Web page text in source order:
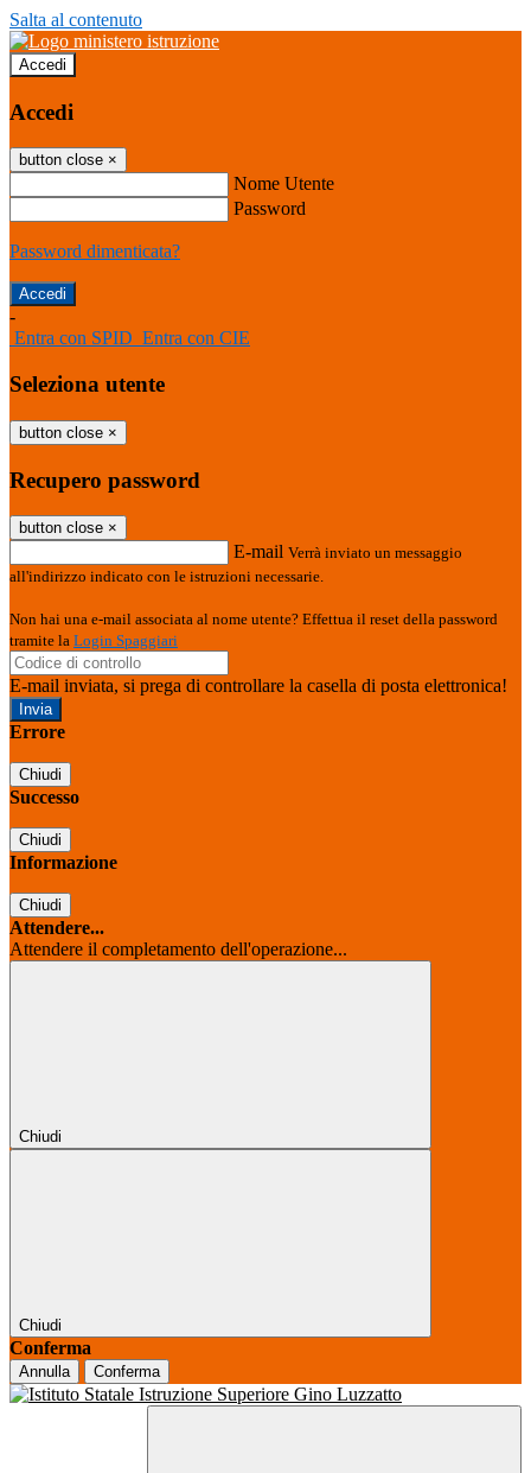
Salta al contenuto
Accedi
Accedi
button close ×
Nome Utente
Password
Password dimenticata?
-
Entra con SPID Entra con CIE
Seleziona utente
button close ×
Recupero password
button close ×
E-mail Verrà inviato un messaggio
all'indirizzo indicato con le istruzioni necessarie.
Non hai una e-mail associata al nome utente? Effettua il reset della password
tramite la Login Spaggiari
E-mail inviata, si prega di controllare la casella di posta elettronica!
Errore
Chiudi
Successo
Chiudi
Informazione
Chiudi
Attendere...
Attendere il completamento dell'operazione...
Chiudi
Chiudi
Conferma
Annulla Conferma